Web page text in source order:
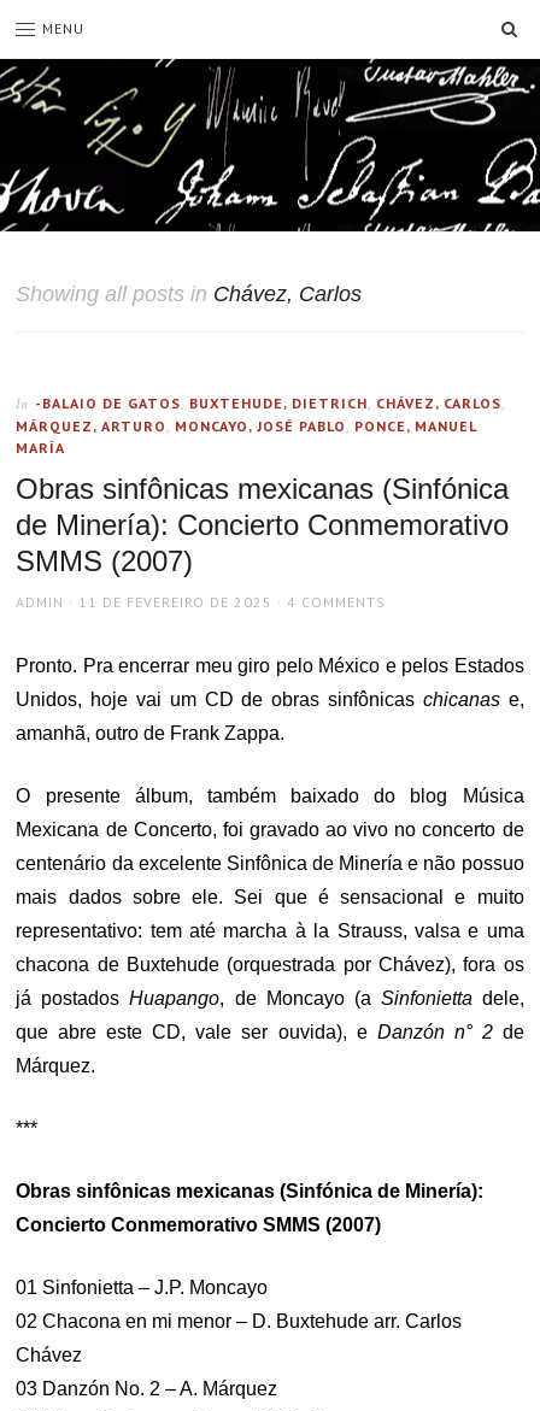
MENU
Showing all posts in Chávez, Carlos
In -BALAIO DE GATOS, BUXTEHUDE, DIETRICH, CHÁVEZ, CARLOS,
MÁRQUEZ, ARTURO , MONCAYO, JOSÉ PABLO , PONCE, MANUEL
MARÍA
Obras sinfônicas mexicanas (Sinfónica
de Minería): Concierto Conmemorativo
SMMS (2007)
AUTHOR
ADMIN
POSTED
11 DE FEVEREIRO DE 2025 4 COMMENTS
Pronto. Pra encerrar meu giro pelo México e pelos Estados
Unidos, hoje vai um CD de obras sinfônicas chicanas e,
amanhã, outro de Frank Zappa.
O presente álbum, também baixado do blog Música
Mexicana de Concerto, foi gravado ao vivo no concerto de
centenário da excelente Sinfônica de Minería e não possuo
mais dados sobre ele. Sei que é sensacional e muito
representativo: tem até marcha à la Strauss, valsa e uma
chacona de Buxtehude (orquestrada por Chávez), fora os
já postadosHuapango, de Moncayo (a Sinfonietta dele,
que abre este CD, vale ser ouvida), e Danzón n° 2 de
Márquez.
***
Obras sinfônicas mexicanas (Sinfónica de Minería):
Concierto Conmemorativo SMMS (2007)
01 Sinfonietta – J.P. Moncayo
02 Chacona en mi menor – D. Buxtehude arr. Carlos
Chávez
03 Danzón No. 2 – A. Márquez